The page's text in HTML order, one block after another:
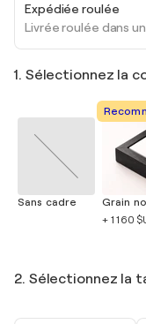
Expédiée roulée
Livrée roulée dans
1. Sélectionnez la
Sans cadre
Grain
+ 1 160
2. Sélectionnez la